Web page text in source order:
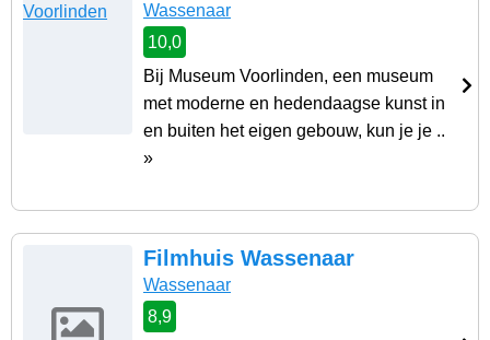
Wassenaar
10,0
Bij Museum Voorlinden, een museum
met moderne en hedendaagse kunst in
en buiten het eigen gebouw, kun je je ..
»
Filmhuis Wassenaar
Wassenaar
8,9